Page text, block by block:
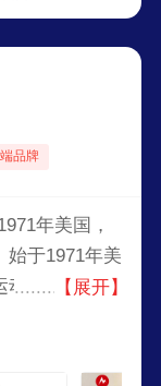
品牌
年美国，
始于1971年美
动、高科技于
商。
【展开】